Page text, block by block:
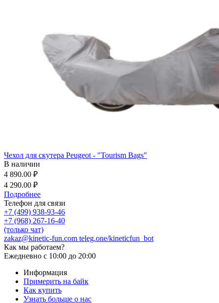
Чехол для скутера Peugeot - "Tourism Bags"
В наличии
4 890.00 ₽
4 290.00 ₽
Подробнее
Телефон для связи
+7 (499) 938-93-46
+7 (968) 267-16-40
(только чат)
zakaz@kinetic-fun.com teleg.one/kineticfun_bot
Как мы работаем?
Ежедневно с 10:00 до 20:00
Информация
Примерить на байк
Как купить
Узнать больше о нас